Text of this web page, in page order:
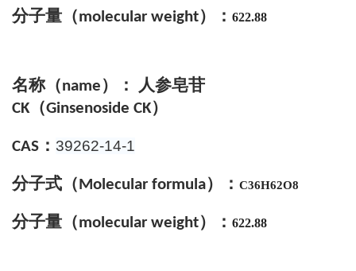
分子量（molecular weight）： 622.88
名称（name）： 人参皂苷
CK（Ginsenoside CK）
CAS ： 39262-14-1
分子式 （ Molecular formula） ： C36H62O8
分子量（molecular weight）： 622.88